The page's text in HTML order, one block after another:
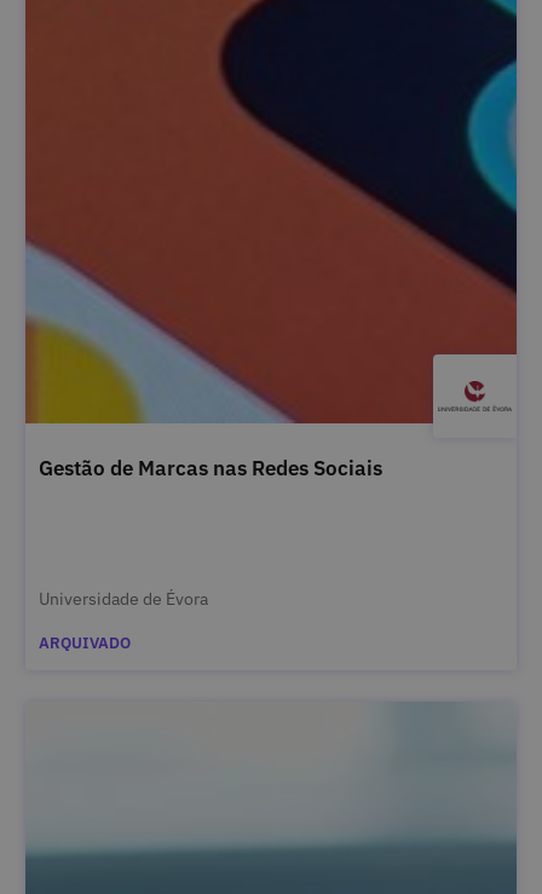
Gestão de Marcas nas Redes Sociais
Universidade de Évora
ARQUIVADO